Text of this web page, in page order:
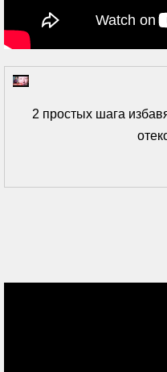
2 простых шага